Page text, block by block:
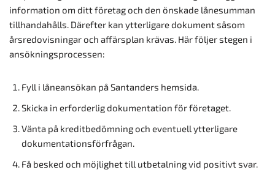
information om ditt företag och den önskade lånesumman
tillhandahålls. Därefter kan ytterligare dokument såsom
årsredovisningar och affärsplan krävas. Här följer stegen i
ansökningsprocessen:
Fyll i låneansökan på Santanders hemsida.
Skicka in erforderlig dokumentation för företaget.
Vänta på kreditbedömning och eventuell ytterligare
dokumentationsförfrågan.
Få besked och möjlighet till utbetalning vid positivt svar.